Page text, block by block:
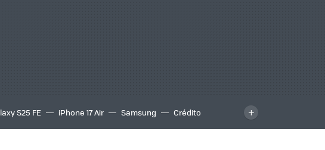
S25 FE iPhone 17 Air Samsung
Crédito